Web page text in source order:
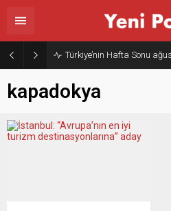
Türkiye’nin Hafta Sonu
kapadokya